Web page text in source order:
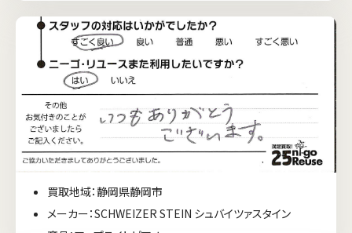
買取地域：静岡県静岡市
メーカー：SCHWEIZER STEIN シュバイツァスタイン